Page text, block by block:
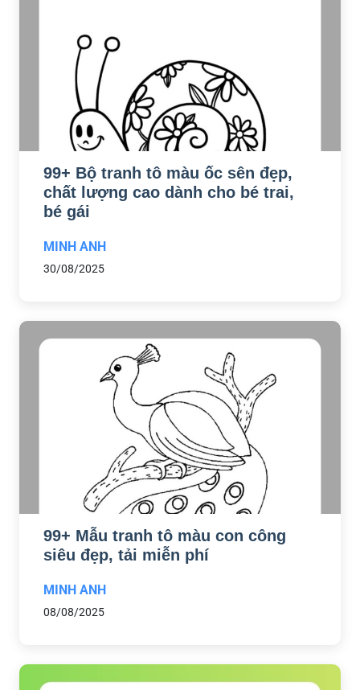
99+ Bộ tranh tô màu ốc sên đẹp,
chất lượng cao dành cho bé trai,
bé gái
MINH ANH
30/08/2025
99+ Mẫu tranh tô màu con công
siêu đẹp, tải miễn phí
MINH ANH
08/08/2025